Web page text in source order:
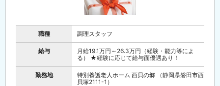
職種 調理スタッフ
給与
月給19.1万円～26.3万円（経験・能力等によ
る） ★経験に応じて給与面優遇あり！
勤務地
特別養護老人ホーム 西貝の郷 （静岡県磐田市西
貝塚2111-1）